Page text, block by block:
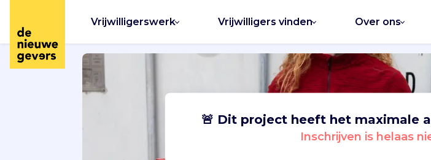
Vrijwilligerswerk Vrijwilligers vinden Over ons
🚨 Dit project heeft het maximale
Inschrijven is helaas